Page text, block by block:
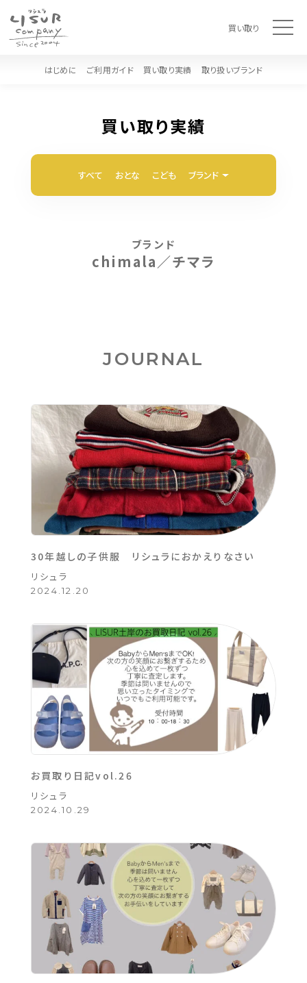
買い取り
はじめに ご利用ガイド 買い取り実績 取り扱いブランド
買い取り実績
すべて おとな こども ブランド
ブランド
chimala／チマラ
JOURNAL
30年越しの子供服 リシュラにおかえりなさい
リシュラ
2024.12.20
お買取り日記vol.26
リシュラ
2024.10.29
t
o